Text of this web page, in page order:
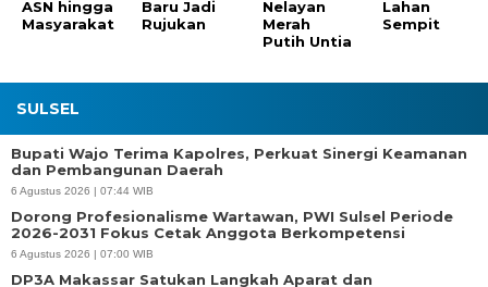
ASN hingga
Masyarakat
Baru Jadi
Rujukan
Nelayan
Merah
Putih Untia
Lahan
Sempit
SULSEL
Bupati Wajo Terima Kapolres, Perkuat Sinergi Keamanan
dan Pembangunan Daerah
6 Agustus 2026 | 07:44 WIB
Dorong Profesionalisme Wartawan, PWI Sulsel Periode
2026-2031 Fokus Cetak Anggota Berkompetensi
6 Agustus 2026 | 07:00 WIB
DP3A Makassar Satukan Langkah Aparat dan